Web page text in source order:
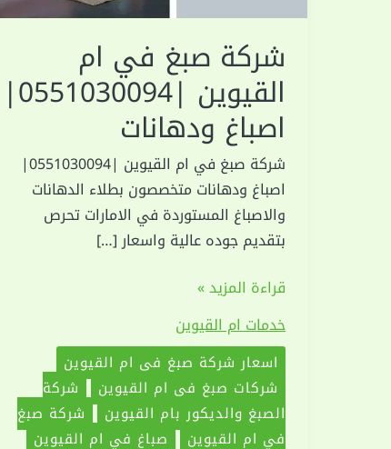
شركة صبغ في ام
القيوين |0551030094|
اصباغ ودهانات
شركة صبغ في ام القيوين |0551030094|
اصباغ ودهانات متخصصون بطلاء الدهانات
والاصباغ المستوردة في الامارات تحرص
بتقديم جوده عالية واسعار […]
شركة
في
ام
القيوين
|0551030094|
اصباغ
قراءة المزيد »
خدمات ام القيوين
اسعار شركة صبغ في ام القيوين
شركات صبغ في ام القيوين
شركة
الصبغ والديكور بام القيوين
شركة صبغ
في ام القيوين
صباغ في ام القيوين